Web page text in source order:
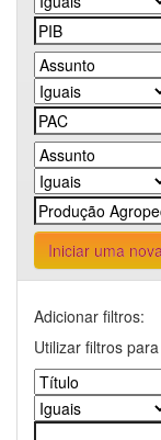
Iniciar uma
Adicionar filtros:
Utilizar filtros